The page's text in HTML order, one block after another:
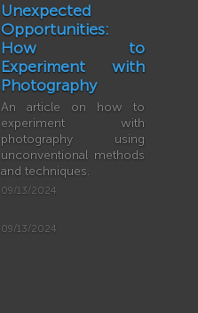
Unexpected
Opportunities:
How to
Experiment with
Photography
An article on how to
experiment with
photography using
unconventional methods
and techniques.
09/13/2024
09/13/2024